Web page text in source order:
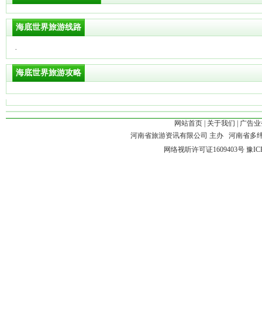
海底世界旅游线路
·
海底世界旅游攻略
网站首页 关于我们
广告
河南省旅游资讯有限公司 主办 河南省多
网络视听许可证1609403号豫